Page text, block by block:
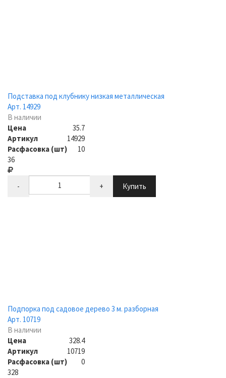
Подставка под клубнику низкая металлическая
Арт. 14929
В наличии
Цена
35.7
Артикул
14929
Расфасовка (шт)
10
36
- + Купить
Подпорка под садовое дерево 3 м. разборная
Арт. 10719
В наличии
Цена
328.4
Артикул
10719
Расфасовка (шт)
0
328